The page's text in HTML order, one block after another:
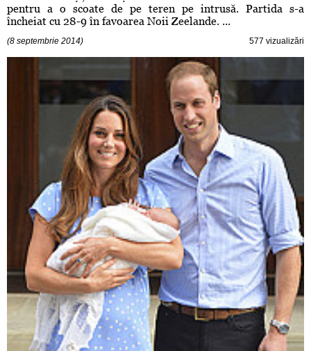
pentru a o scoate de pe teren pe intrusă. Partida s-a
încheiat cu 28-9 în favoarea Noii Zeelande. ...
(8 septembrie 2014) 577 vizualizări